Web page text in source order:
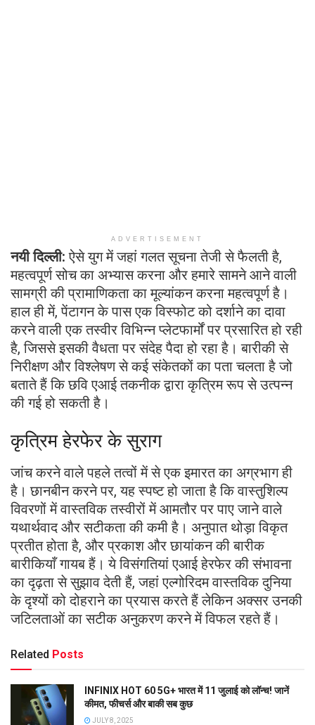
ADVERTISEMENT
नयी दिल्ली:ऐसे युग में जहां गलत सूचना तेजी से फैलती है,
महत्वपूर्ण सोच का अभ्यास करना और हमारे सामने आने वाली
सामग्री की प्रामाणिकता का मूल्यांकन करना महत्वपूर्ण है।
हाल ही में, पेंटागन के पास एक विस्फोट को दर्शाने का दावा
करने वाली एक तस्वीर विभिन्न प्लेटफार्मों पर प्रसारित हो रही
है, जिससे इसकी वैधता पर संदेह पैदा हो रहा है। बारीकी से
निरीक्षण और विश्लेषण से कई संकेतकों का पता चलता है जो
बताते हैं कि छवि एआई तकनीक द्वारा कृत्रिम रूप से उत्पन्न
की गई हो सकती है।
कृत्रिम हेरफेर के सुराग
जांच करने वाले पहले तत्वों में से एक इमारत का अग्रभाग ही
है। छानबीन करने पर, यह स्पष्ट हो जाता है कि वास्तुशिल्प
विवरणों में वास्तविक तस्वीरों में आमतौर पर पाए जाने वाले
यथार्थवाद और सटीकता की कमी है। अनुपात थोड़ा विकृत
प्रतीत होता है, और प्रकाश और छायांकन की बारीक
बारीकियाँ गायब हैं। ये विसंगतियां एआई हेरफेर की संभावना
का दृढ़ता से सुझाव देती हैं, जहां एल्गोरिदम वास्तविक दुनिया
के दृश्यों को दोहराने का प्रयास करते हैं लेकिन अक्सर उनकी
जटिलताओं का सटीक अनुकरण करने में विफल रहते हैं।
Related Posts
INFINIX HOT 60 5G+ भारत में 11 जुलाई को लॉन्च! जानें
कीमत, फीचर्स और बाकी सब कुछ
JULY 8, 2025